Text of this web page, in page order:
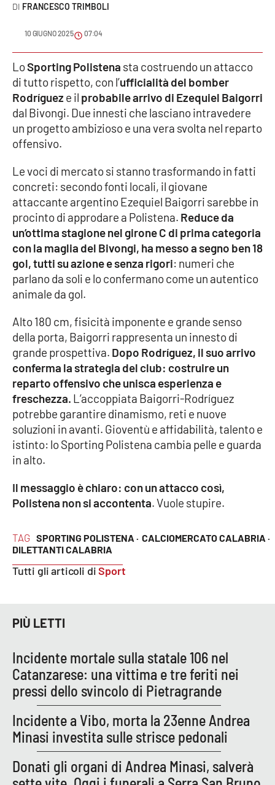
Meteo
Editoriali
VIDEO
Cronaca
Cultura
Economia e Lavoro
Politica
Società
Sport
RUBRICHE
Good Morning Vietnam
Parchi Marini Calabria
Imprese Di Calabria
Le perfidie di Antonella Grippo
STREAMING
LaC TV
LaC OnAir
FRANCESCO TRIMBOLI
10 GIUGNO 2025 07:04
TAG SPORTING POLISTENA · CALCIOMERCATO CALABRIA ·
DILETTANTI CALABRIA
Tutti gli articoli diSport
LoSporting Polistena sta costruendo un attacco
di tutto rispetto, con l’ufficialità del bomber
Rodríguez e il probabile arrivo di Ezequiel Baigorri
dal Bivongi. Due innesti che lasciano intravedere
un progetto ambizioso e una vera svolta nel reparto
offensivo.
Le voci di mercato si stanno trasformando in fatti
concreti: secondo fonti locali, il giovane
attaccante argentino Ezequiel Baigorri sarebbe in
procinto di approdare a Polistena. Reduce da
un’ottima stagione nel girone C di prima categoria
con la maglia del Bivongi, ha messo a segno ben 18
gol, tutti su azione e senza rigori: numeri che
parlano da soli e lo confermano come un autentico
animale da gol.
Alto 180 cm, fisicità imponente e grande senso
della porta, Baigorri rappresenta un innesto di
grande prospettiva. Dopo Rodríguez, il suo arrivo
conferma la strategia del club: costruire un
reparto offensivo che unisca esperienza e
freschezza. L’accoppiata Baigorri-Rodríguez
potrebbe garantire dinamismo, reti e nuove
soluzioni in avanti. Gioventù e affidabilità, talento e
istinto: lo Sporting Polistena cambia pelle e guarda
in alto.
Il messaggio è chiaro: con un attacco così,
Polistena non si accontenta. Vuole stupire.
PIÙ LETTI
Incidente mortale sulla statale 106 nel
Catanzarese: una vittima e tre feriti nei
pressi dello svincolo di Pietragrande
Incidente a Vibo, morta la 23enne Andrea
Minasi investita sulle strisce pedonali
Donati gli organi di Andrea Minasi, salverà